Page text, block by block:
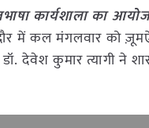
कार्यशाला का
में कल मंगलवार को
देवेश कुमार त्यागी ने